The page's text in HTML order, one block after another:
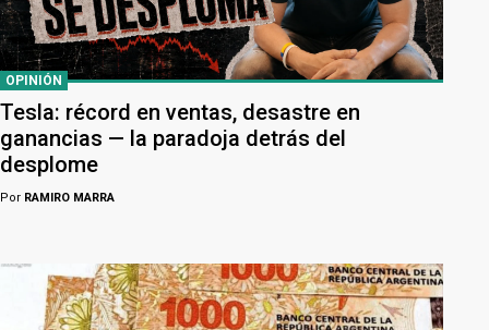
OPINIÓN
Tesla: récord en ventas, desastre en
ganancias — la paradoja detrás del
desplome
Por RAMIRO MARRA